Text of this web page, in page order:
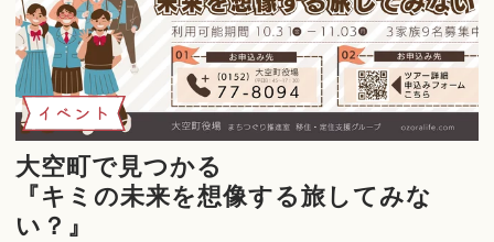
イベント
大空町で見つかる
『キミの未来を想像する旅してみな
い？』